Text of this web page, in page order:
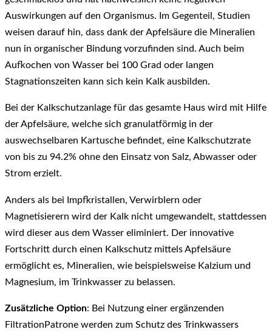
Auswirkungen auf den Organismus. Im Gegenteil, Studien
weisen darauf hin, dass dank der Apfelsäure die Mineralien
nun in organischer Bindung vorzufinden sind. Auch beim
Aufkochen von Wasser bei 100 Grad oder langen
Stagnationszeiten kann sich kein Kalk ausbilden.
Bei der Kalkschutzanlage für das gesamte Haus wird mit Hilfe
der Apfelsäure, welche sich granulatförmig in der
auswechselbaren Kartusche befindet, eine Kalkschutzrate
von bis zu 94.2% ohne den Einsatz von Salz, Abwasser oder
Strom erzielt.
Anders als bei Impfkristallen, Verwirblern oder
Magnetisierern wird der Kalk nicht umgewandelt, stattdessen
wird dieser aus dem Wasser eliminiert. Der innovative
Fortschritt durch einen Kalkschutz mittels Apfelsäure
ermöglicht es, Mineralien, wie beispielsweise Kalzium und
Magnesium, im Trinkwasser zu belassen.
Zusätzliche Option: Bei Nutzung einer ergänzenden
FiltrationPatrone werden zum Schutz des Trinkwassers